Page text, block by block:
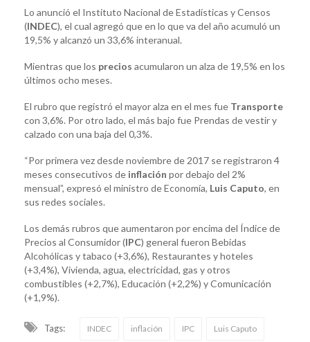
Lo anunció el Instituto Nacional de Estadísticas y Censos
(INDEC), el cual agregó que en lo que va del año acumuló un
19,5% y alcanzó un 33,6% interanual.
Mientras que los precios acumularon un alza de 19,5% en los
últimos ocho meses.
El rubro que registró el mayor alza en el mes fue Transporte
con 3,6%. Por otro lado, el más bajo fue Prendas de vestir y
calzado con una baja del 0,3%.
“Por primera vez desde noviembre de 2017 se registraron 4
meses consecutivos de inflación por debajo del 2%
mensual”, expresó el ministro de Economía, Luis Caputo, en
sus redes sociales.
Los demás rubros que aumentaron por encima del Índice de
Precios al Consumidor (IPC) general fueron Bebidas
Alcohólicas y tabaco (+3,6%), Restaurantes y hoteles
(+3,4%), Vivienda, agua, electricidad, gas y otros
combustibles (+2,7%), Educación (+2,2%) y Comunicación
(+1,9%).
Tags: INDEC inflación IPC Luis Caputo